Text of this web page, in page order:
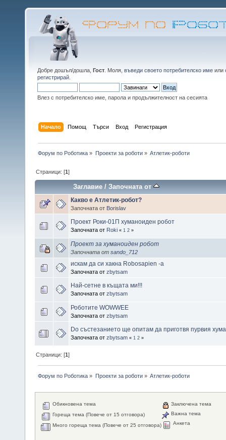
Добре дошъл/дошла, Гост . Моля, въведи своето потребителско име или
регистрирай
Влез с потребителско име, парола и продължителност на сесията
Начало Помощ Търси Вход Регистрация
Форум по Роботика » Проекти за роботи» Атлетик-роботи
Страници: [1]
Заглавие /Започната от
Какво е Атлетик-робот?
Започната от Borislav
Проект Роки-01П хуманоиден робот
Започната от Roki « 1 2 »
Проект за хуманоиден робот
Започната от sando_712
искам да си хакна Robosapien -a
Започната от zbytsam
Най-сетне в къщата ми!!!
Започната от zbytsam
Роботите WOWWEE
Започната от zbytsam
Dо състезанието ще опитам да приготвя пурвия
Започната от zbytsam « 1 2 »
Страници: [1]
Форум по Роботика » Проекти за роботи» Атлетик-роботи
Обикновена тема
Гореща тема (Повече от 15 отговора)
Много гореща тема (Повече от 25 отговора)
Заключена тема
Важна тема
Анкета